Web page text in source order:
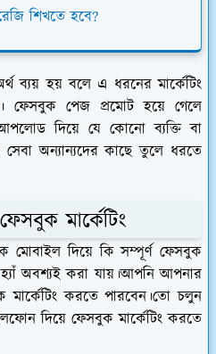
শিখতে হবে?
হয় বলে এ ধরনের মার্কেটিং
ফেসবুক পেজ প্রমোট হয়ে গেলে
দিয়ে যে কোনো ব্যক্তি বা
সেবা অন্যান্যদের কাছে তুলে ধরতে
মার্কেটিং
মোবাইল দিয়ে কি সম্পূর্ণ ফেসবুক
অবশ্যই করা যায়।আপনি আপনার
মার্কেটিং করতে পারবেন।তো চলুন
দিয়ে ফেসবুক মার্কেটিং করতে